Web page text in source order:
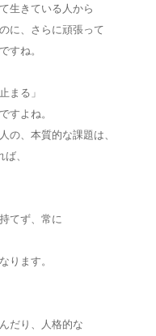
生きている人から
に、さらに頑張って
すね。
まる」
すよね。
の、本質的な課題は、
、
てず、常に
ります。
だり、人格的な